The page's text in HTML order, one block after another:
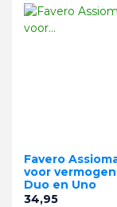
Favero
voor
Duo en Uno
Prijs
34,95